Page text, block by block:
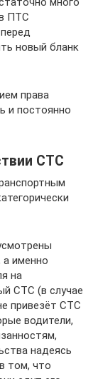
ПТС
новый бланк
права
и постоянно
СТС
именно
на
СТС (в случае
привезёт СТС
водители,
надеясь
том, что